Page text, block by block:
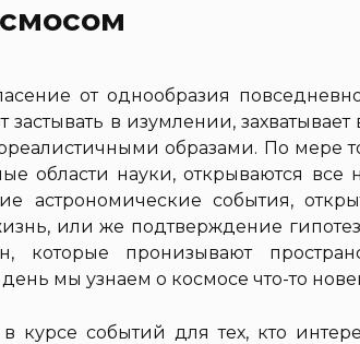
от однообразия
застывать в изумлении,
образами. По мере
области науки, открываются все
астрономические события,
или же подтверждение
которые пронизывают
мы узнаем о космосе что-то
курсе событий для тех, кто